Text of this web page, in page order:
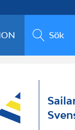
Sök